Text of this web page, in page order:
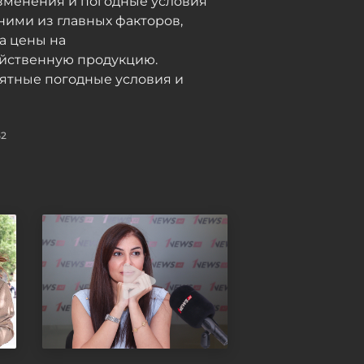
из главных факторов,
цены на
продукцию.
погодные условия и